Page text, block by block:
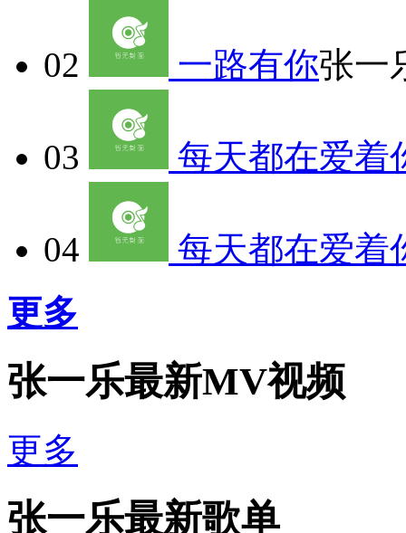
02 一路有你张一
03 每天都在爱着
04
每天都在爱着
更多
张一乐最新MV视频
更多
张一乐最新歌单